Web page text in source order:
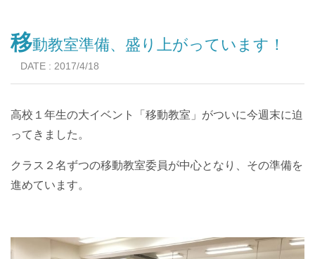
移動教室準備、盛り上がっています！
DATE : 2017/4/18
高校１年生の大イベント「移動教室」がついに今週末に迫
ってきました。
クラス２名ずつの移動教室委員が中心となり、その準備を
進めています。